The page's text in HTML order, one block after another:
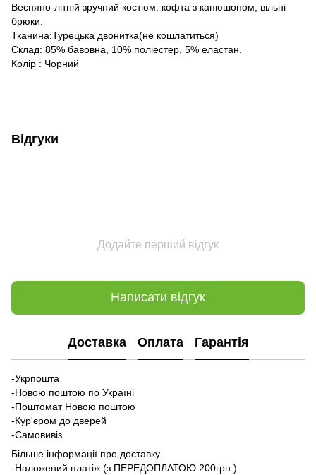
Весняно-літній зручний костюм: кофта з капюшоном, вільні
брюки.
Тканина:Турецька двонитка(не кошлатиться)
Склад: 85% бавовна, 10% поліестер, 5% еластан.
Колір : Чорний
Відгуки
Додайте перший відгук
Написати відгук
Доставка Оплата Гарантія
-Укрпошта
-Новою поштою по Україні
-Поштомат Новою поштою
-Кур'єром до дверей
-Самовивіз
Більше інформації про доставку
-Наложений платіж (з ПЕРЕДОПЛАТОЮ 200грн.)